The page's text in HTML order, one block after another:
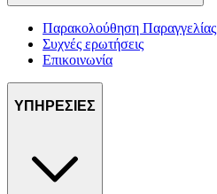
Παρακολούθηση Παραγγελίας
Συχνές ερωτήσεις
Επικοινωνία
ΥΠΗΡΕΣΙΕΣ